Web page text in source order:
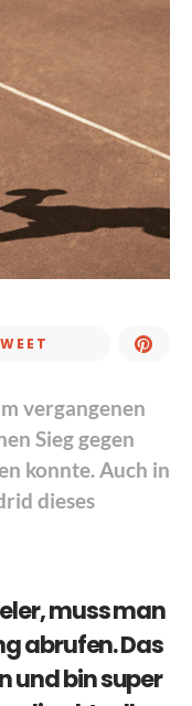
vergangenen
Sieg gegen
konnte. Auch in
dieses
muss man
abrufen. Das
und bin super